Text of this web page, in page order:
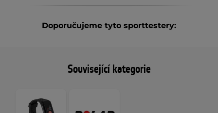
Doporučujeme tyto sporttestery:
Související kategorie